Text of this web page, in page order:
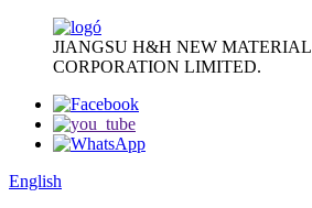
JIANGSU H&H NEW MATERIAL
CORPORATION LIMITED.
English